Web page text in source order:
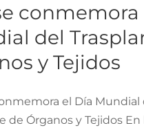
Órganos y
conmemora
del
y Tejidos
el Día Mundial
de Órganos y Tejidos